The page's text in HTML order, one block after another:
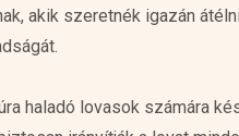
akik szeretnék igazán
haladó lovasok számára